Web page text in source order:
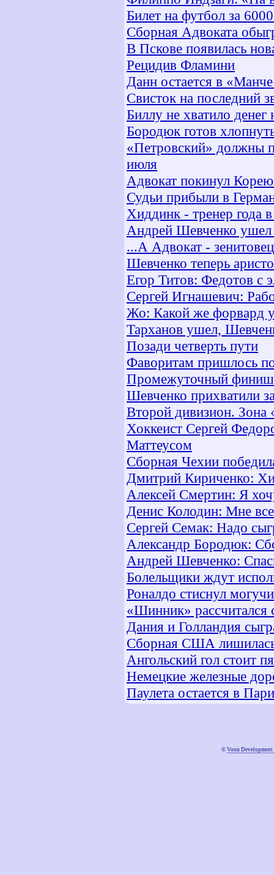
Билет на футбол за
Сборная Адвоката
В Пскове появилась
Рецидив Фламини
Данн остается в
Свисток на последний
Биллу не хватило денег
Бородюк готов
«Петровский» должны
июля
Адвокат покинул
Судьи прибыли в
Хиддинк - тренер года
Андрей Шевченко
...А Адвокат - зенитовец
Шевченко теперь
Егор Титов: Федотов с
Сергей Игнашевич:
Жо: Какой же форвард
Тарханов ушел,
Позади четверть пути
Фаворитам пришлось
Промежуточный финиш
Шевченко прихватили
Второй дивизион. Зона
Хоккеист Сергей
Маттеусом
Сборная Чехии
Дмитрий Кириченко:
Алексей Смертин: Я
Денис Колодин: Мне
Сергей Семак: Надо
Александр Бородюк:
Андрей Шевченко:
Болельщики ждут
Роналдо стиснул
«Шинник»
Дания и Голландия
Сборная США
Ангольский гол стоит
Немецкие железные
Паулета остается в
© Voon Development